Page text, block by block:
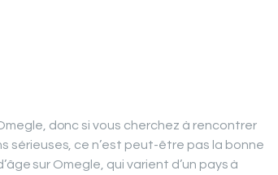
donc si vous cherchez à rencontrer
sérieuses, ce n’est peut-être pas la bonne
sur Omegle, qui varient d’un pays à